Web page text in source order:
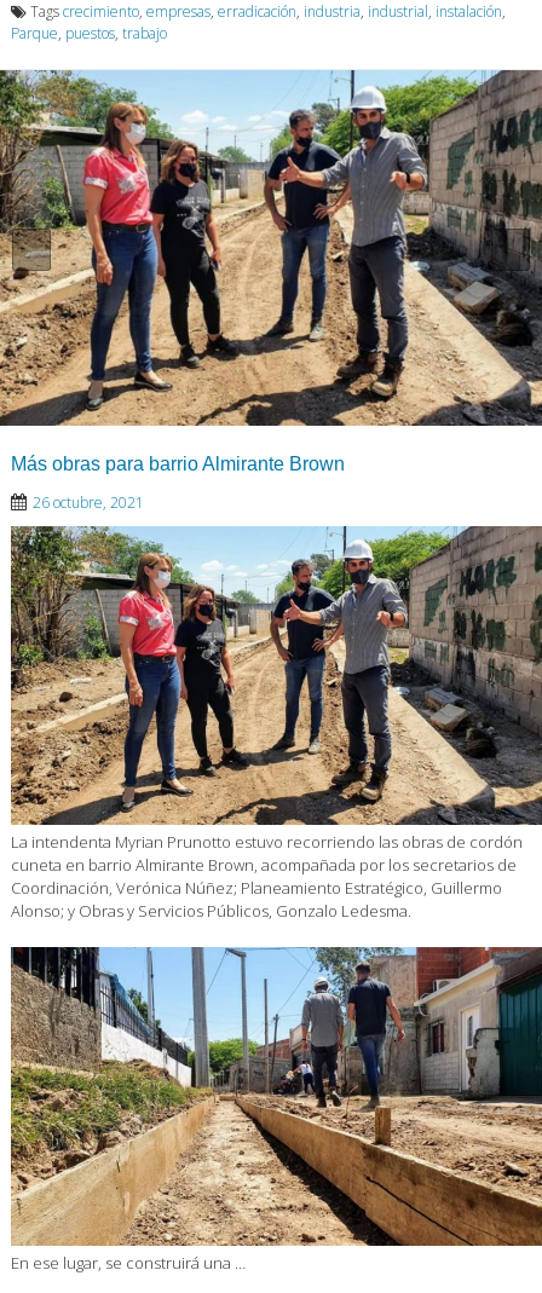
Tagscrecimiento, empresas, erradicación, industria, industrial, instalación,
Parque, puestos, trabajo
Más obras para barrio Almirante Brown
26 octubre, 2021
La intendenta Myrian Prunotto estuvo recorriendo las obras de cordón
cuneta en barrio Almirante Brown, acompañada por los secretarios de
Coordinación, Verónica Núñez; Planeamiento Estratégico, Guillermo
Alonso; y Obras y Servicios Públicos, Gonzalo Ledesma.
En ese lugar, se construirá una …